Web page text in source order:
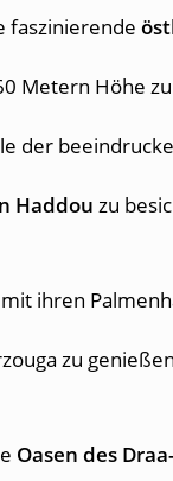
faszinierende
Metern Höhe
der
Haddou zu
mit ihren
zu
Oasen des